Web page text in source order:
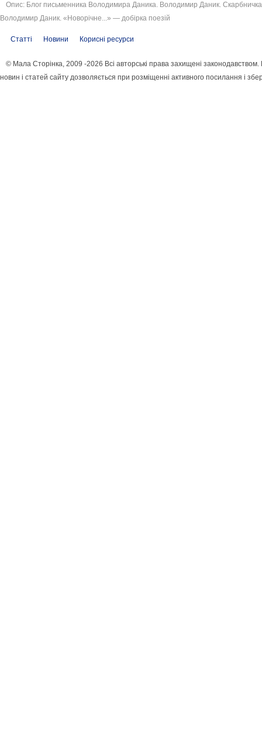
Опис: Блог письменника Володимира Даника. Володимир Даник.
Володимир Даник. «Новорічне...» — добірка поезій
Статті Новини Корисні ресурси
© Мала Сторінка, 2009 -2026 Всі авторські права захищені
новин і статей сайту дозволяється при розміщенні активного посилання і